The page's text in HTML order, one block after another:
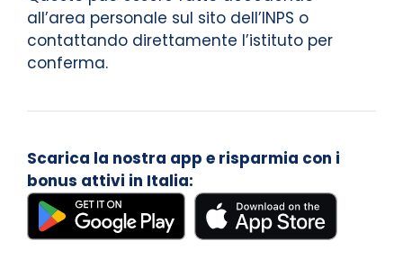
all’area personale sul sito dell’INPS o
contattando direttamente l’istituto per
conferma.
Scarica la nostra app e risparmia con i
bonus attivi in Italia: